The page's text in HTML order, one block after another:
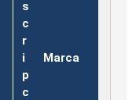
s
c
r
i
p
c
Marca